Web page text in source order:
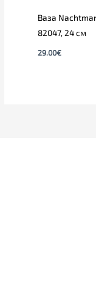
Ваза
82047, 24 см
29.00€